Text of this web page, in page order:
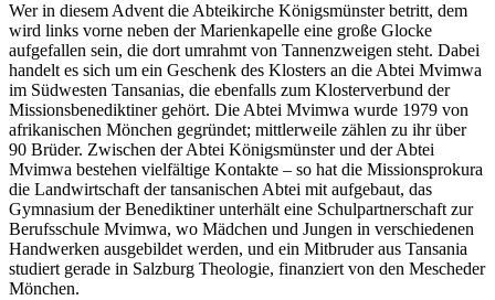
Wer in diesem Advent die Abteikirche Königsmünster betritt, dem
wird links vorne neben der Marienkapelle eine große Glocke
aufgefallen sein, die dort umrahmt von Tannenzweigen steht. Dabei
handelt es sich um ein Geschenk des Klosters an die Abtei Mvimwa
im Südwesten Tansanias, die ebenfalls zum Klosterverbund der
Missionsbenediktiner gehört. Die Abtei Mvimwa wurde 1979 von
afrikanischen Mönchen gegründet; mittlerweile zählen zu ihr über
90 Brüder. Zwischen der Abtei Königsmünster und der Abtei
Mvimwa bestehen vielfältige Kontakte – so hat die Missionsprokura
die Landwirtschaft der tansanischen Abtei mit aufgebaut, das
Gymnasium der Benediktiner unterhält eine Schulpartnerschaft zur
Berufsschule Mvimwa, wo Mädchen und Jungen in verschiedenen
Handwerken ausgebildet werden, und ein Mitbruder aus Tansania
studiert gerade in Salzburg Theologie, finanziert von den Mescheder
Mönchen.